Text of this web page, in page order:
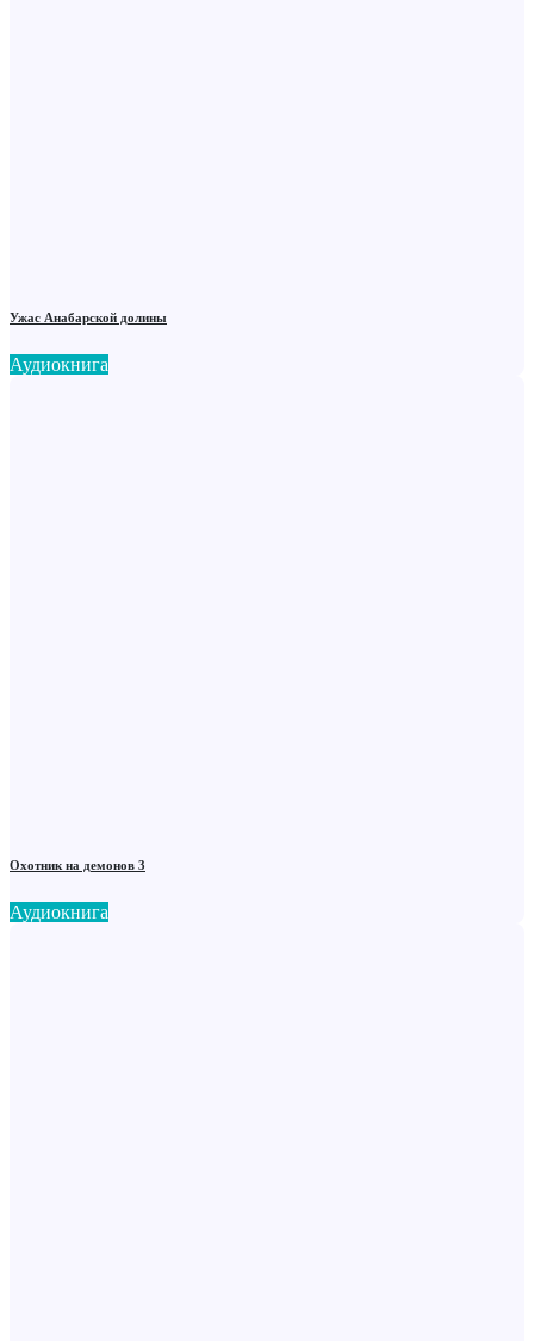
Ужас Анабарской долины
Аудиокнига
Охотник на демонов 3
Аудиокнига